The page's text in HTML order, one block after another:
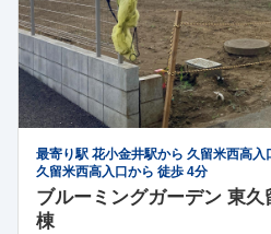
最寄り駅 花小金井駅から 久留米西高入
久留米西高入口から 徒歩 4分
ブルーミングガーデン 東
棟